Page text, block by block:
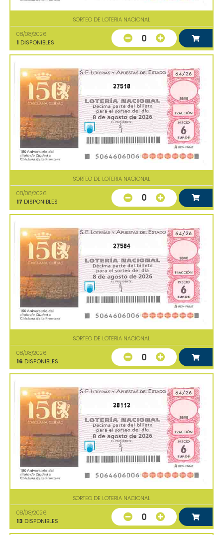
SORTEO DE LOTERIA NACIONAL
08/08/2026
1 DISPONIBLES 0
27518
SORTEO DE LOTERIA NACIONAL
08/08/2026
17 DISPONIBLES 0
27584
SORTEO DE LOTERIA NACIONAL
08/08/2026
16 DISPONIBLES 0
28112
SORTEO DE LOTERIA NACIONAL
08/08/2026
13 DISPONIBLES 0